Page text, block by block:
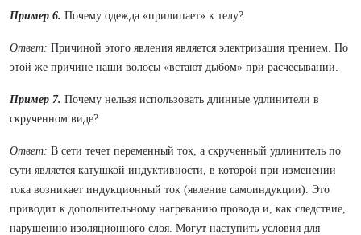
Пример 6. Почему одежда «прилипает» к телу?
Ответ: Причиной этого явления является электризация трением. По
этой же причине наши волосы «встают дыбом» при расчесывании.
Пример 7. Почему нельзя использовать длинные удлинители в
скрученном виде?
Ответ: В сети течет переменный ток, а скрученный удлинитель по
сути является катушкой индуктивности, в которой при изменении
тока возникает индукционный ток (явление самоиндукции). Это
приводит к дополнительному нагреванию провода и, как следствие,
нарушению изоляционного слоя. Могут наступить условия для